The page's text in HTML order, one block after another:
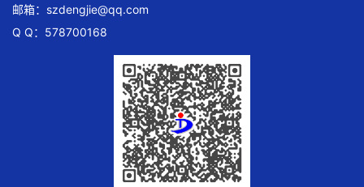
邮箱： szdengjie@qq.com
Q Q：578700168